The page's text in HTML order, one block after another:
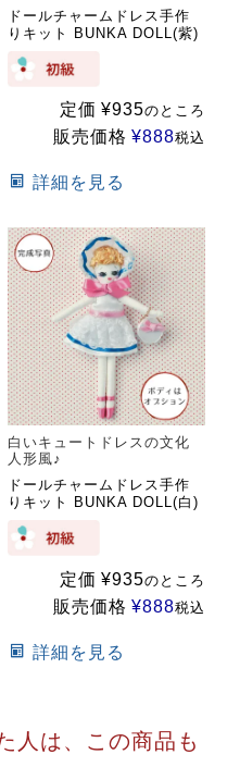
ドールチャームドレス手作
りキット BUNKA DOLL(紫)
定価 ¥935のところ
販売価格 ¥888税込
詳細を見る
白いキュートドレスの文化
人形風♪
ドールチャームドレス手作
りキット BUNKA DOLL(白)
定価 ¥935のところ
販売価格 ¥888税込
詳細を見る
人は、この商品も